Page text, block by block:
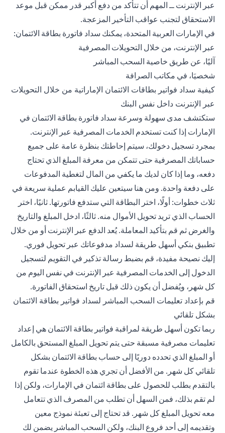
عبر الإنترنت ــ المهم أن تتأكد من دفع أكبر قدر ممكن قبل موعد
الاستحقاق لتجنب عواقب التأخير المزعجة.
في الإمارات العربية المتحدة، يمكنك سداد فاتورة بطاقة الائتمان:
عبر الإنترنت، من خلال التحويلات المصرفية
آليًا، عن طريق خاصية السحب المباشر
شخصيَا، في مكاتب الصرافة
كيفية سداد فواتير بطاقات الائتمان الإماراتية من خلال التحويلات
عبر الإنترنت داخل نفس البنك
ستكتشف مدى سهولة وسرعة سداد فاتورة بطاقة الائتمان في
الإمارات إذا كنت تستخدم الخدمات المصرفية عبر الإنترنت.
بمجرد تسجيل دخولك، سيتم إحاطتك بنظرة عامة على جميع
حساباتك المصرفية حتى تتمكن من معرفة المبلغ الذي تحتاج
دفعه، وما إذا كان لديك ما يكفي من المال لتغطية المدفوعات
على دفعة واحدة. ومن هنا سيتعين عليك القيابم عملية سريعة في
ثلاث خطوات: أولًا، اختر البطاقة التي ستدفع فاتورتها. ثانيًا، اختر
الحساب الذي تريد تحويل الأموال منه. ثالثًا، ادخل المبلغ والتاريخ
والغرض ثم قم بتأكيد المعاملة. يُعد الدفع عبر الإنترنت أو من خلال
تطبيق بنكي أسهل طريقة لسداد مدفوعاتك عبر تحويل فوري.
إليك نصيحة مفيدة، قم بضبط رسالة تذكير في التقويم لتسجيل
الدخول إلى الخدمات المصرفية عبر الإنترنت في نفس اليوم من
كل شهر، ويُفضل أن يكون ذلك قبل تاريخ استحقاق الفاتورة.
قم بإعداد تعليمات السحب المباشر لسداد فواتير بطاقة الائتمان
بشكل تلقائي
ربما تكون أسهل طريقة لمراقبة فواتير بطاقة الائتمان هي إعداد
تعليمات مصرفية مسبقة حتى يتم تحويل المبلغ المستحق بالكامل
أو المبلغ الذي تحدده دوريًا إلى حساب بطاقة الائتمان بشكل
تلقائي كل شهر. من الأفضل أن تجري هذه الخطوة عندما تقوم
بالتقدم بطلب للحصول على بطاقة ائتمان في الإمارات، ولكن إذا
لم تقم بذلك، فمن السهل أن تطلب من المصرف الذي تتعامل
معه تحويل المبلغ كل شهر. قد تحتاج إلى تعبئة نموذج معين
وتقديمه إلى أحد فروع البنك، ولكن السحب المباشر يضمن لك